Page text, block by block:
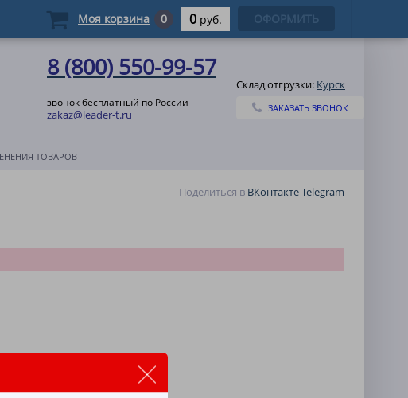
8 (800) 550-99-57
звонок бесплатный по России
zakaz@leader-t.ru
Склад отгрузки: Курск
ЗАКАЗАТЬ ЗВОНОК
ТОВАРОВ
Поделиться в ВКонтактеTelegram
Моя корзина 0 0 руб. ОФОРМИТЬ